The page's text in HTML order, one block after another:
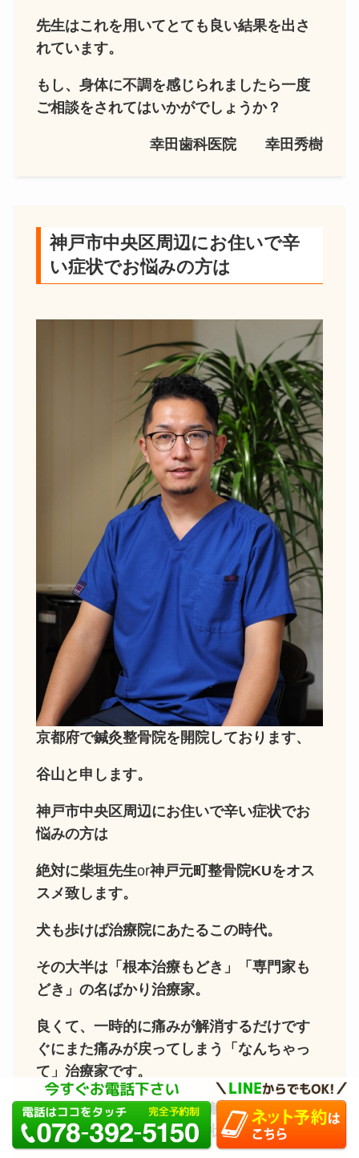
先生はこれを用いてとても良い結果を出さ
れています。
もし、身体に不調を感じられましたら一度
ご相談をされてはいかがでしょうか？
幸田歯科医院 幸田秀樹
神戸市中央区周辺にお住いで辛
い症状でお悩みの方は
京都府で鍼灸整骨院を開院しております、
谷山と申します。
神戸市中央区周辺にお住いで辛い症状でお
悩みの方は
絶対に柴垣先生or神戸元町整骨院KUをオス
スメ致します。
犬も歩けば治療院にあたるこの時代。
その大半は「根本治療もどき」「専門家も
どき」の名ばかり治療家。
良くて、一時的に痛みが解消するだけです
ぐにまた痛みが戻ってしまう「なんちゃっ
て」治療家です。
自分の症状はどこに行けば解決してくれる
のかもわからないといった状況です。